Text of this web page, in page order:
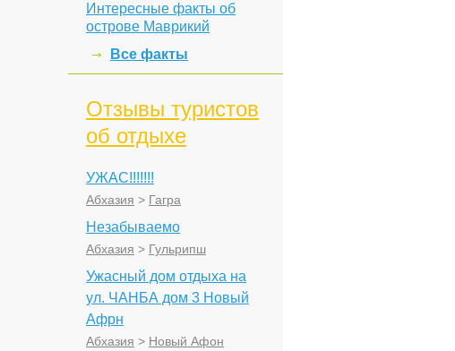
Интересные факты об
острове Маврикий
Все факты
Отзывы туристов
об отдыхе
УЖАС!!!!!!!
Абхазия > Гагра
Незабываемо
Абхазия > Гульрипш
Ужасный дом отдыха на
ул. ЧАНБА дом 3 Новый
Афрн
Абхазия > Новый Афон